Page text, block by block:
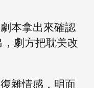
本拿出來確認
劇方把耽美改
雜情感，明面